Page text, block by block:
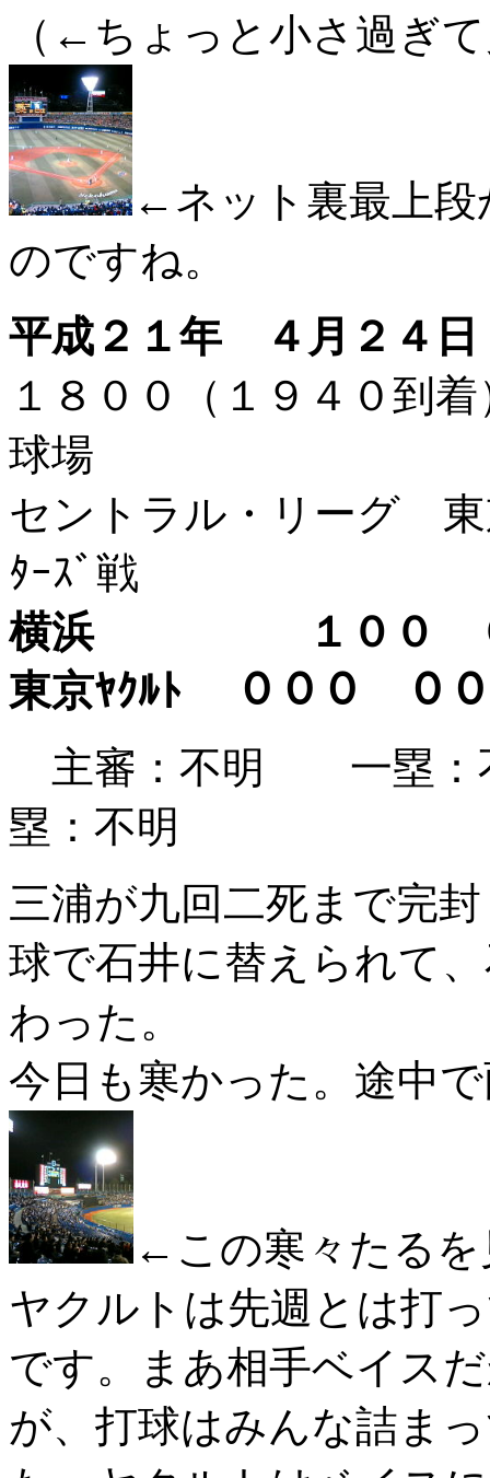
（←ちょっと小さ過ぎ
←ネット裏最上段
のですね。
平成２１年 ４月２４日
１８００（１９４０
球場
セントラル・リーグ 東
ﾀｰｽﾞ戦
横浜 １００
東京ﾔｸﾙﾄ ０００
主審：不明 一塁
塁：不明
三浦が九回二死まで完
球で石井に替えられて
わった。
今日も寒かった。途中
←この寒々たるを
ヤクルトは先週とは打
です。まあ相手ベイス
が、打球はみんな詰ま